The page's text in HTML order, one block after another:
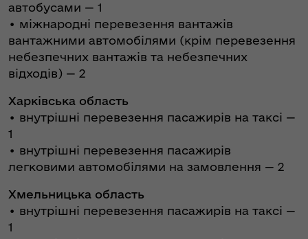
автобусами — 1
• міжнародні перевезення вантажів
вантажними автомобілями (крім перевезення
небезпечних вантажів та небезпечних
відходів) — 2
Харківська область
• внутрішні перевезення пасажирів на таксі —
1
• внутрішні перевезення пасажирів
легковими автомобілями на замовлення — 2
Хмельницька область
• внутрішні перевезення пасажирів на таксі —
1